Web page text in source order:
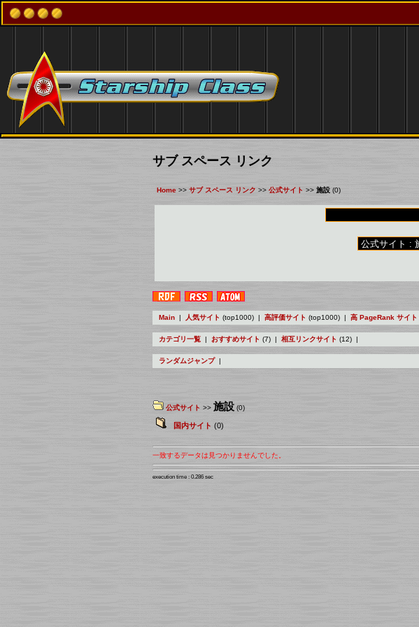
サブ スペース リンク
Home >> サブ スペース リンク >> 公式サイト >> 施設 (0)
Main 人気サイト (top1000) | 高評価サイト (top1000) | 高 PageRank サイト
カテゴリ一覧 おすすめサイト (7) | 相互リンクサイト (12) |
ランダムジャンプ|
公式サイト >> 施設 (0)
国内サイト (0)
一致するデータは見つかりませんでした。
execution time : 0.286 sec